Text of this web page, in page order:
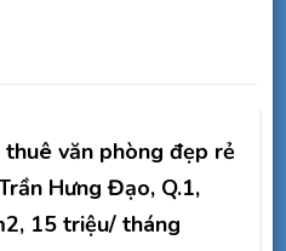
thuê văn phòng đẹp rẻ
Hưng Đạo, Q.1,
15 triệu/ tháng